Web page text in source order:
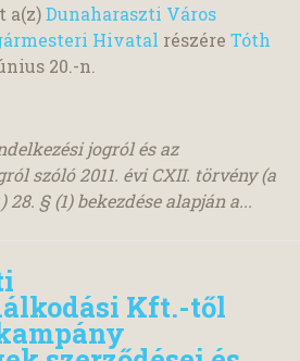
a(z)Dunaharaszti Város
Hivatal részére Tóth
20.-n.
jogról és az
szóló 2011. évi CXII. törvény (a
§ (1) bekezdése alapján a...
Kft.-től